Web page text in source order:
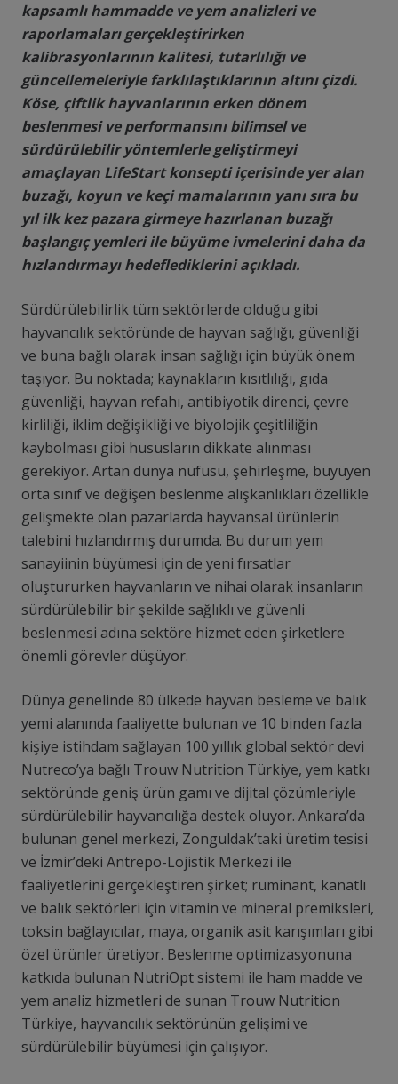
kapsamlı hammadde ve yem analizleri ve
raporlamaları gerçekleştirirken
kalibrasyonlarının kalitesi, tutarlılığı ve
güncellemeleriyle farklılaştıklarının altını çizdi.
Köse, çiftlik hayvanlarının erken dönem
beslenmesi ve performansını bilimsel ve
sürdürülebilir yöntemlerle geliştirmeyi
amaçlayan LifeStart konsepti içerisinde yer alan
buzağı, koyun ve keçi mamalarının yanı sıra bu
yıl ilk kez pazara girmeye hazırlanan buzağı
başlangıç yemleri ile büyüme ivmelerini daha da
hızlandırmayı hedeflediklerini açıkladı.
Sürdürülebilirlik tüm sektörlerde olduğu gibi
hayvancılık sektöründe de hayvan sağlığı, güvenliği
ve buna bağlı olarak insan sağlığı için büyük önem
taşıyor. Bu noktada; kaynakların kısıtlılığı, gıda
güvenliği, hayvan refahı, antibiyotik direnci, çevre
kirliliği, iklim değişikliği ve biyolojik çeşitliliğin
kaybolması gibi hususların dikkate alınması
gerekiyor. Artan dünya nüfusu, şehirleşme, büyüyen
orta sınıf ve değişen beslenme alışkanlıkları özellikle
gelişmekte olan pazarlarda hayvansal ürünlerin
talebini hızlandırmış durumda. Bu durum yem
sanayiinin büyümesi için de yeni fırsatlar
oluştururken hayvanların ve nihai olarak insanların
sürdürülebilir bir şekilde sağlıklı ve güvenli
beslenmesi adına sektöre hizmet eden şirketlere
önemli görevler düşüyor.
Dünya genelinde 80 ülkede hayvan besleme ve balık
yemi alanında faaliyette bulunan ve 10 binden fazla
kişiye istihdam sağlayan 100 yıllık global sektör devi
Nutreco’ya bağlı Trouw Nutrition Türkiye, yem katkı
sektöründe geniş ürün gamı ve dijital çözümleriyle
sürdürülebilir hayvancılığa destek oluyor. Ankara’da
bulunan genel merkezi, Zonguldak’taki üretim tesisi
ve İzmir’deki Antrepo-Lojistik Merkezi ile
faaliyetlerini gerçekleştiren şirket; ruminant, kanatlı
ve balık sektörleri için vitamin ve mineral premiksleri,
toksin bağlayıcılar, maya, organik asit karışımları gibi
özel ürünler üretiyor. Beslenme optimizasyonuna
katkıda bulunan NutriOpt sistemi ile ham madde ve
yem analiz hizmetleri de sunan Trouw Nutrition
Türkiye, hayvancılık sektörünün gelişimi ve
sürdürülebilir büyümesi için çalışıyor.